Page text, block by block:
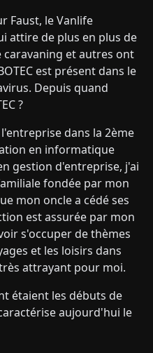
Faust, le Vanlife
attire de plus en plus de
caravaning et autres ont
est présent dans le
Depuis quand
?
dans la 2ème
en informatique
gestion d'entreprise, j'ai
fondée par mon
mon oncle a cédé ses
est assurée par mon
s'occuper de thèmes
et les loisirs dans
attrayant pour moi.
étaient les débuts de
aujourd'hui le